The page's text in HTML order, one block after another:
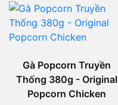
Gà Popcorn Truyền
Thống 380g - Original
Popcorn Chicken